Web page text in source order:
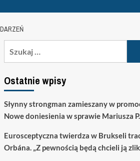
Ostatnie wpisy
Słynny strongman zamieszany w
Nowe doniesienia w sprawie Mariusza P.
Eurosceptyczna twierdza w Brukseli
Orbána. „Z pewnością będą chcieli ją